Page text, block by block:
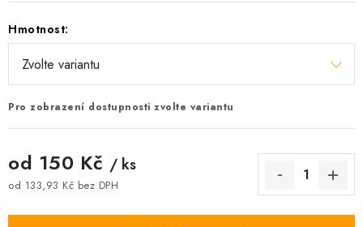
Hmotnost:
Pro zobrazení dostupnosti zvolte variantu
od 150 Kč / ks
od 133,93 Kč bez DPH